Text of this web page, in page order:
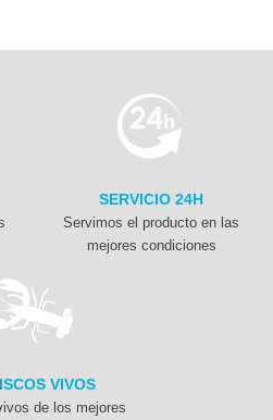
SERVICIO 24H
Servimos el producto en las
mejores condiciones
VIVOS
de los mejores